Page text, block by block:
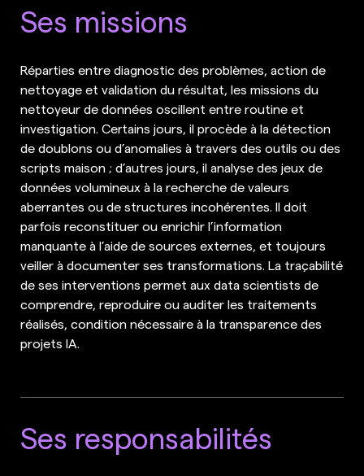
Ses missions
Réparties entre diagnostic des problèmes, action de
nettoyage et validation du résultat, les missions du
nettoyeur de données oscillent entre routine et
investigation. Certains jours, il procède à la détection
de doublons ou d’anomalies à travers des outils ou des
scripts maison ; d’autres jours, il analyse des jeux de
données volumineux à la recherche de valeurs
aberrantes ou de structures incohérentes. Il doit
parfois reconstituer ou enrichir l’information
manquante à l’aide de sources externes, et toujours
veiller à documenter ses transformations. La traçabilité
de ses interventions permet aux data scientists de
comprendre, reproduire ou auditer les traitements
réalisés, condition nécessaire à la transparence des
projets IA.
Ses responsabilités